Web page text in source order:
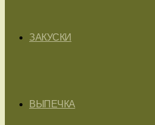
ЗАКУСКИ
ВЫПЕЧКА